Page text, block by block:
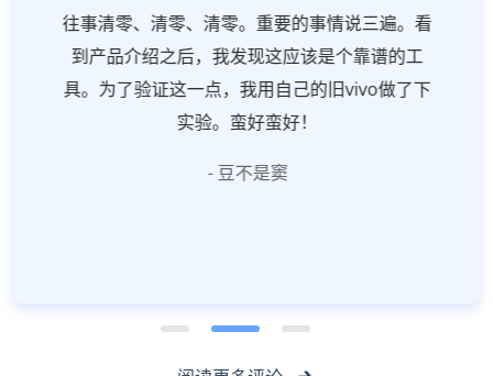
往事清零、清零、清零。重要的事情说三遍。看
到产品介绍之后，我发现这应该是个靠谱的工
具。为了验证这一点，我用自己的旧vivo做了下
实验。蛮好蛮好！
- 豆不是窦